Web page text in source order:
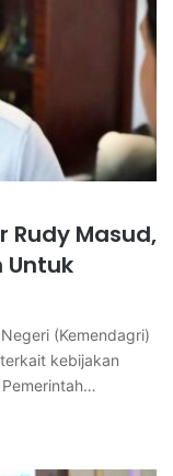
Rudy Masud,
Untuk
(Kemendagri)
kebijakan
Pemerintah…